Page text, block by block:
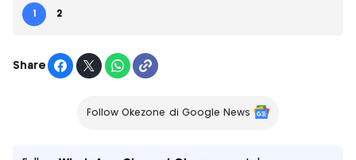
1 2
Share
Follow Okezone di Google News